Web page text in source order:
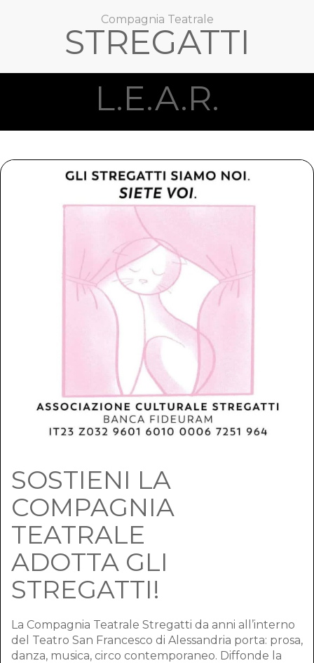
Compagnia Teatrale
STREGATTI
L.E.A.R.
SOSTIENI LA
COMPAGNIA
TEATRALE
ADOTTA GLI
STREGATTI!
La Compagnia Teatrale Stregatti da anni all’interno
del Teatro San Francesco di Alessandria porta: prosa,
danza, musica, circo contemporaneo. Diffonde la